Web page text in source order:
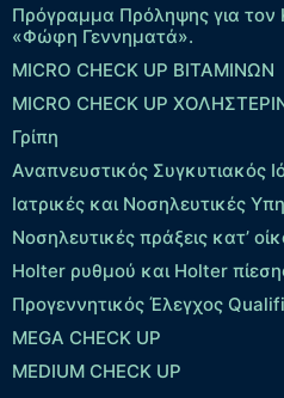
Πρόγραμμα Πρόληψης για τον
«Φώφη Γεννηματά».
MICRO CHECK UP ΒΙΤΑΜΙΝΩΝ
MICRO CHECK UP
Γρίπη
Αναπνευστικός Συγκυτιακός
Ιατρικές και Νοσηλευτικές
Νοσηλευτικές πράξεις κατ’
Holter ρυθμού και Holter
Προγεννητικός Έλεγχος
MEGA CHECK UP
MEDIUM CHECK UP